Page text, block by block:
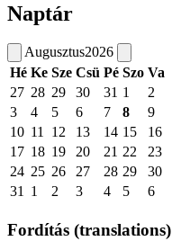
Naptár
Augusztus2026
Hé Ke Sze Csü Pé Szo Va
27 28 29 30 31 1
2
3
4 5 6 7 8
9
10 11 12 13 14 15
16
17 18 19 20 21 22
23
24 25 26 27 28 29
30
31 1 2 3 4 5 6
Fordítás (translations)